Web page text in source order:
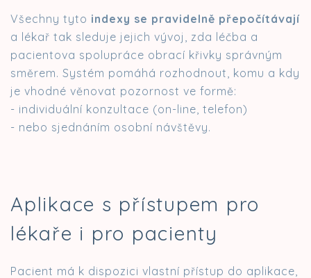
Všechny tyto indexy se pravidelně přepočítávají
a lékař tak sleduje jejich vývoj, zda léčba a
pacientova spolupráce obrací křivky správným
směrem. Systém pomáhá rozhodnout, komu a kdy
je vhodné věnovat pozornost ve formě:
- individuální konzultace (on-line, telefon)
- nebo sjednáním osobní návštěvy.
Aplikace s přístupem pro
lékaře i pro pacienty
Pacient má k dispozici vlastní přístup do aplikace,